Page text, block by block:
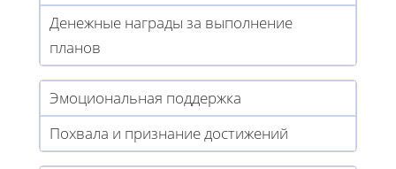
Денежные награды за выполнение
планов
Эмоциональная поддержка
Похвала и признание достижений